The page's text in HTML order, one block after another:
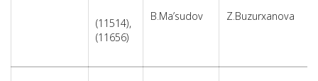
(11514),
(11656)
B.Ma’sudov Z.Buzurxanova